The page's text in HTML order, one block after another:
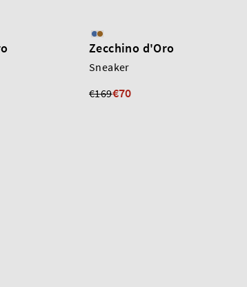
Zecchino d'Oro
Sneaker
€169€70